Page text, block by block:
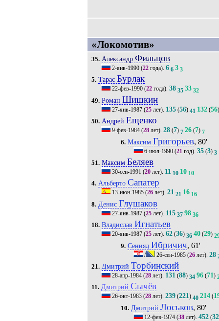
«Локомотив»
35. Александр Фильцов
2-янв-1990(22года). 6 6 3 3
5. Тарас Бурлак
22-фев-1990(22года). 38 35 33 32
49. Роман Шишкин
27-янв-1987(25лет). 135(56) 41 132(56)
50. Андрей Ещенко
9-фев-1984(28лет). 28(7) 7 26(7) 7
6. Максим Григорьев, 80'
6-июл-1990 (21 год).35 (3) 3
51. Максим Беляев
30-сен-1991 (20лет). 11 10 10 10
4. Альберто Сапатер
13-июн-1985(26лет). 21 21 16 16
8. Денис Глушаков
27-янв-1987(25лет). 115 37 98 36
18. Владислав Игнатьев
20-янв-1987(25лет). 62(36) 36 40(29)
9. Сенияд Ибричич, 61'
/ 26-сен-1985 (26 лет).28
21. Дмитрий Торбинский
28-апр-1984(28лет). 131(88) 34 96(71)
11. Дмитрий Сычёв
26-окт-1983(28лет). 239(221) 40 214(
10. Дмитрий Лоськов, 80'
12-фев-1974 (38 лет).452 (